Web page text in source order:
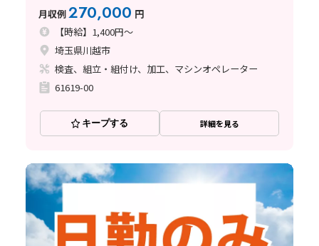
月収例270,000 円
【時給】1,400円～
埼玉県川越市
検査、組立・組付け、加工、マシンオペレーター
61619-00
キープする 詳細を見る